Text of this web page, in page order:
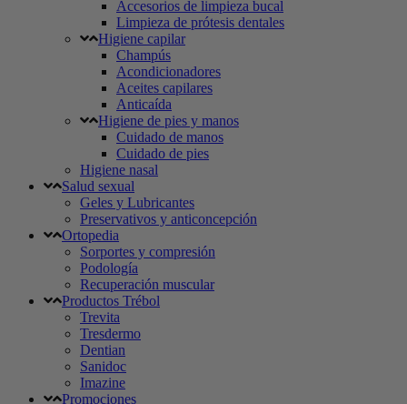
Accesorios de limpieza bucal
Limpieza de prótesis dentales
Higiene capilar
Champús
Acondicionadores
Aceites capilares
Anticaída
Higiene de pies y manos
Cuidado de manos
Cuidado de pies
Higiene nasal
Salud sexual
Geles y Lubricantes
Preservativos y anticoncepción
Ortopedia
Sorportes y compresión
Podología
Recuperación muscular
Productos Trébol
Trevita
Tresdermo
Dentian
Sanidoc
Imazine
Promociones